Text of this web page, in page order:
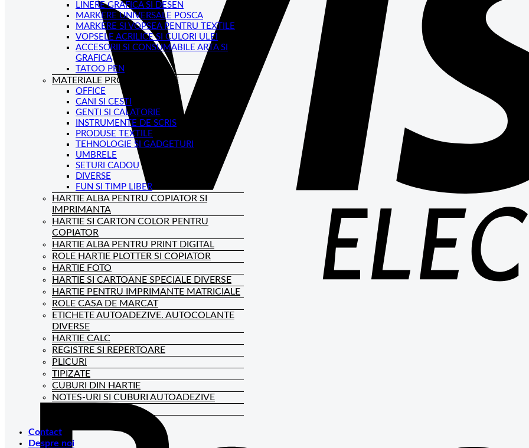
LINERE GRAFICA SI DESEN
MARKERE UNIVERSALE POSCA
MARKERE SI VOPSEA PENTRU TEXTILE
VOPSELE ACRILICE SI CULORI ULEI
ACCESORII SI CONSUMABILE ARTA SI
GRAFICA
TATOO PEN
MATERIALE PROMOTIONALE
OFFICE
CANI SI CESTI
GENTI SI CALATORIE
INSTRUMENTE DE SCRIS
PRODUSE TEXTILE
TEHNOLOGIE SI GADGETURI
UMBRELE
SETURI CADOU
DIVERSE
FUN SI TIMP LIBER
HARTIE ALBA PENTRU COPIATOR SI
IMPRIMANTA
HARTIE SI CARTON COLOR PENTRU
COPIATOR
HARTIE ALBA PENTRU PRINT DIGITAL
ROLE HARTIE PLOTTER SI COPIATOR
HARTIE FOTO
HARTIE SI CARTOANE SPECIALE DIVERSE
HARTIE PENTRU IMPRIMANTE MATRICIALE
ROLE CASA DE MARCAT
ETICHETE AUTOADEZIVE. AUTOCOLANTE
DIVERSE
HARTIE CALC
REGISTRE SI REPERTOARE
PLICURI
TIPIZATE
CUBURI DIN HARTIE
NOTES-URI SI CUBURI AUTOADEZIVE
Contact
Despre noi